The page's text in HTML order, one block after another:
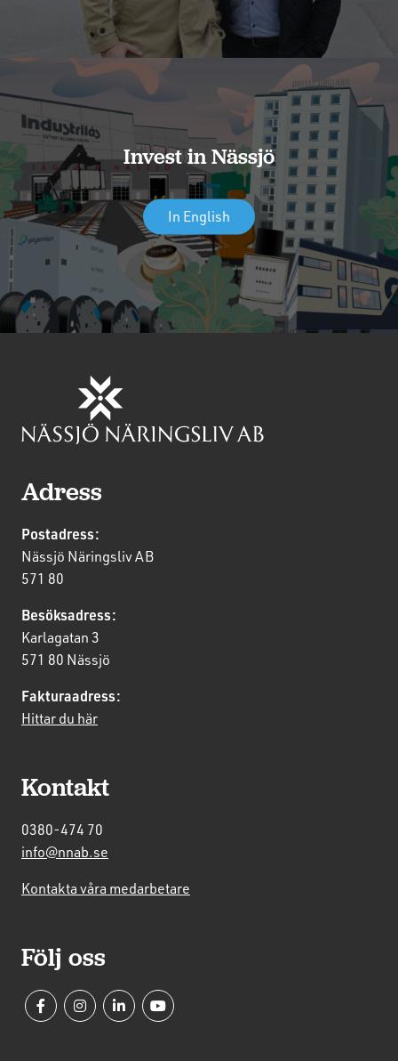
Invest in Nässjö
In English
Adress
Postadress:
Nässjö Näringsliv AB
571 80
Besöksadress:
Karlagatan 3
571 80 Nässjö
Fakturaadress:
Hittar du här
Kontakt
0380-474 70
info@nnab.se
Kontakta våra medarbetare
Följ oss